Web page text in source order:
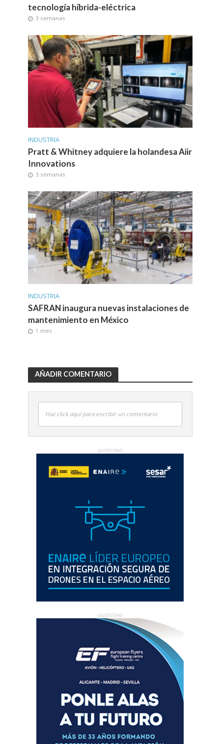
tecnología híbrida-eléctrica
3 semanas
INDUSTRIA
Pratt & Whitney adquiere la holandesa Aiir
Innovations
3 semanas
INDUSTRIA
SAFRAN inaugura nuevas instalaciones de
mantenimiento en México
1 mes
AÑADIR COMENTARIO
Haz click aquí para escribir un comentario